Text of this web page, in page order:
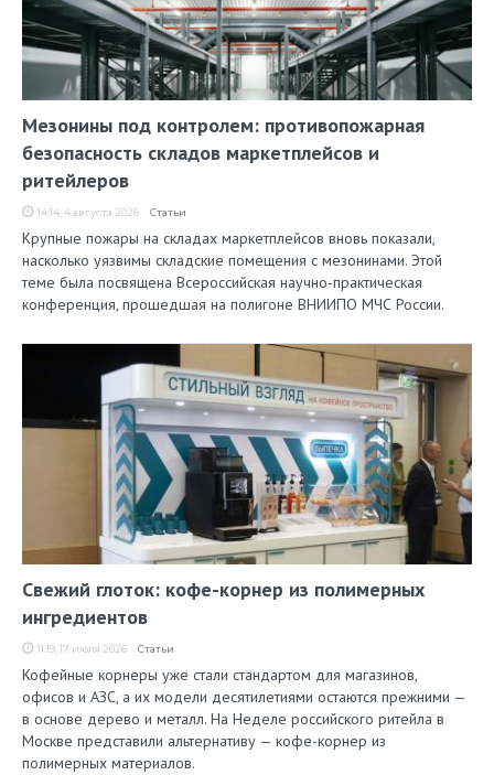
Мезонины под контролем: противопожарная
безопасность складов маркетплейсов и
ритейлеров
14:14, 4 августа 2026 Статьи
Крупные пожары на складах маркетплейсов вновь показали,
насколько уязвимы складские помещения с мезонинами. Этой
теме была посвящена Всероссийская научно-практическая
конференция, прошедшая на полигоне ВНИИПО МЧС России.
Свежий глоток: кофе-корнер из полимерных
ингредиентов
11:19, 17 июля 2026 Статьи
Кофейные корнеры уже стали стандартом для магазинов,
офисов и АЗС, а их модели десятилетиями остаются прежними —
в основе дерево и металл. На Неделе российского ритейла в
Москве представили альтернативу — кофе-корнер из
полимерных материалов.